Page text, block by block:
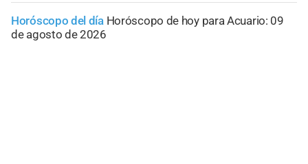
Horóscopo del día Horóscopo de hoy para Acuario: 09
de agosto de 2026